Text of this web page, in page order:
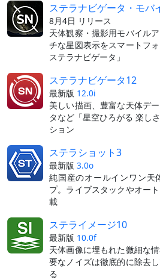
ステラナビゲータ・モバ
8月4日 リリース
天体観察・撮影用モバイル
チな星図表示をスマートフ
ステラナビゲータ」
ステラナビゲータ12
最新版 12.0i
美しい描画、豊富な天体デ
タなど「星空ひろがる 楽し
ション
ステラショット3
最新版 3.0o
純国産のオールインワン天
プ。ライブスタックやオー
載
ステライメージ10
最新版 10.0f
天体画像に埋もれた微細な
要なノイズは徹底的に除去
る